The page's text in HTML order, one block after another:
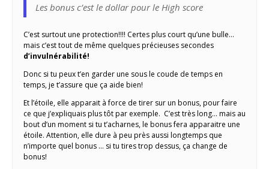
Les bonus c’est le dollar pour le High score
C’est surtout une protection!!!! Certes plus court qu’une bulle…
mais c’est tout de même quelques précieuses secondes
d’invulnérabilité!
Donc si tu peux t’en garder une sous le coude de temps en
temps, je t’assure que ça aide bien!
Et l’étoile, elle apparait à force de tirer sur un bonus, pour faire
ce que j’expliquais plus tôt par exemple. C’est très long… mais au
bout d’un moment si tu t’acharnes, le bonus fera apparaitre une
étoile. Attention, elle dure à peu près aussi longtemps que
n’importe quel bonus … si tu tires trop dessus, ça change de
bonus!